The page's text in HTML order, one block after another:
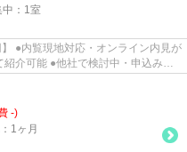
： 1室
●内覧現地対応・オンライン内見が
介可能 ●他社で検討中・申込み済
-)
1ヶ月